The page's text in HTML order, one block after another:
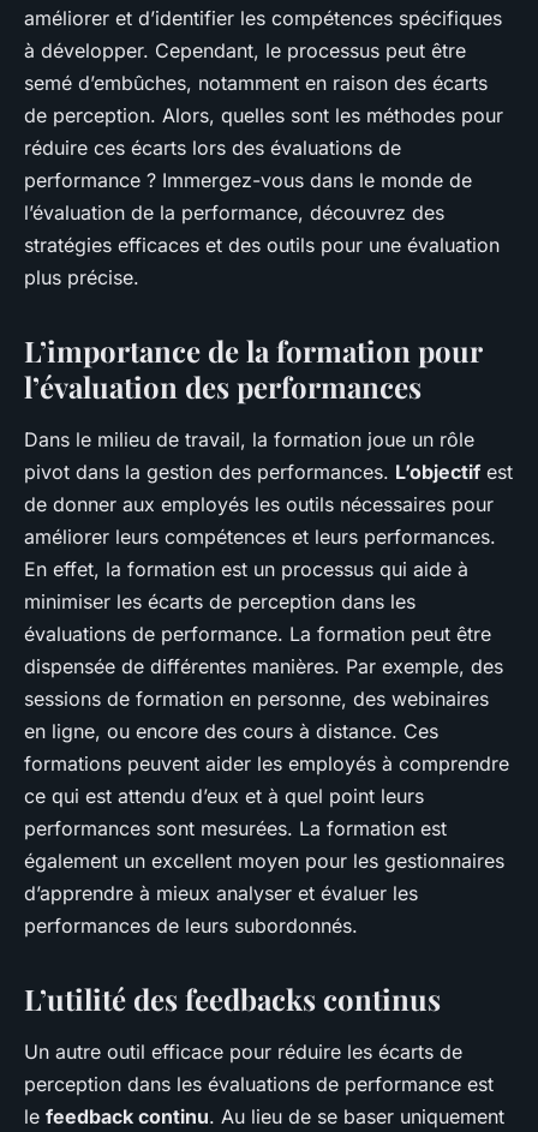
améliorer et d’identifier les compétences spécifiques
à développer. Cependant, le processus peut être
semé d’embûches, notamment en raison des écarts
de perception. Alors, quelles sont les méthodes pour
réduire ces écarts lors des évaluations de
performance ? Immergez-vous dans le monde de
l’évaluation de la performance, découvrez des
stratégies efficaces et des outils pour une évaluation
plus précise.
L’importance de la formation pour
l’évaluation des performances
Dans le milieu de travail, la formation joue un rôle
pivot dans la gestion des performances. L’objectif est
de donner aux employés les outils nécessaires pour
améliorer leurs compétences et leurs performances.
En effet, la formation est un processus qui aide à
minimiser les écarts de perception dans les
évaluations de performance. La formation peut être
dispensée de différentes manières. Par exemple, des
sessions de formation en personne, des webinaires
en ligne, ou encore des cours à distance. Ces
formations peuvent aider les employés à comprendre
ce qui est attendu d’eux et à quel point leurs
performances sont mesurées. La formation est
également un excellent moyen pour les gestionnaires
d’apprendre à mieux analyser et évaluer les
performances de leurs subordonnés.
L’utilité des feedbacks continus
Un autre outil efficace pour réduire les écarts de
perception dans les évaluations de performance est
le feedback continu. Au lieu de se baser uniquement